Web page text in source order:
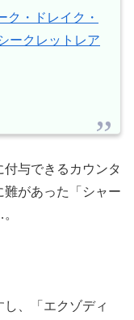
ク・ドレイク・
ークレットレア
与できるカウンタ
があった「シャー
、「エクゾディ